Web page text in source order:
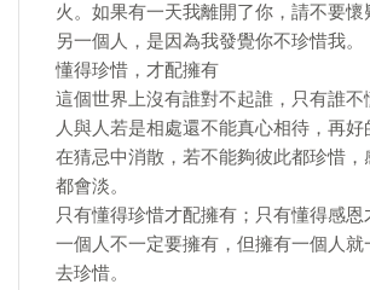
火。如果有一天我離開了你，請不要懷
另一個人，是因為我發覺你不珍惜我。
懂得珍惜，才配擁有
這個世界上沒有誰對不起誰，只有誰不
人與人若是相處還不能真心相待，再好
在猜忌中消散，若不能夠彼此都珍惜，
都會淡。
只有懂得珍惜才配擁有；只有懂得感恩
一個人不一定要擁有，但擁有一個人就
去珍惜。